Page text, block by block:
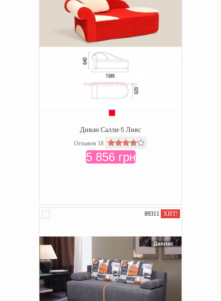
Диван Салли-5 Ливс
Отзывов 18
5 856 грн
89311 ХИТ!